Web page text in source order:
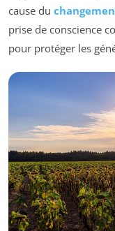
cause du
prise de conscience
pour protéger les